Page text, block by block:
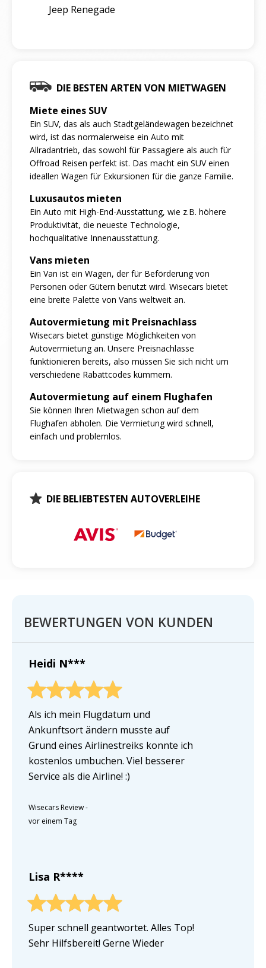
Jeep Renegade
DIE BESTEN ARTEN VON MIETWAGEN
Miete eines SUV
Ein SUV, das als auch Stadtgeländewagen bezeichnet
wird, ist das normalerweise ein Auto mit
Allradantrieb, das sowohl für Passagiere als auch für
Offroad Reisen perfekt ist. Das macht ein SUV einen
ideallen Wagen für Exkursionen für die ganze Familie.
Luxusautos mieten
Ein Auto mit High-End-Ausstattung, wie z.B. höhere
Produktivität, die neueste Technologie,
hochqualitative Innenausstattung.
Vans mieten
Ein Van ist ein Wagen, der für Beförderung von
Personen oder Gütern benutzt wird. Wisecars bietet
eine breite Palette von Vans weltweit an.
Autovermietung mit Preisnachlass
Wisecars bietet günstige Möglichkeiten von
Autovermietung an. Unsere Preisnachlasse
funktionieren bereits, also müssen Sie sich nicht um
verschiedene Rabattcodes kümmern.
Autovermietung auf einem Flughafen
Sie können Ihren Mietwagen schon auf dem
Flughafen abholen. Die Vermietung wird schnell,
einfach und problemlos.
DIE BELIEBTESTEN AUTOVERLEIHE
BEWERTUNGEN VON KUNDEN
Heidi N***
Als ich mein Flugdatum und
Ankunftsort ändern musste auf
Grund eines Airlinestreiks konnte ich
kostenlos umbuchen. Viel besserer
Service als die Airline! :)
Wisecars Review-
vor einem Tag
Lisa R****
Super schnell geantwortet. Alles Top!
Sehr Hilfsbereit! Gerne Wieder